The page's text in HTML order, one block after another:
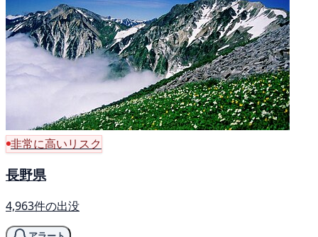
非常に高いリスク
長野県
4,963件の出没